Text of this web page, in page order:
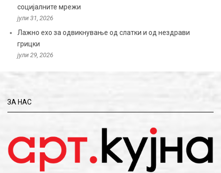
социјалните мрежи
јули 31, 2026
Лажно ехо за одвикнување од слатки и од нездрави
грицки
јули 29, 2026
ЗА НАС